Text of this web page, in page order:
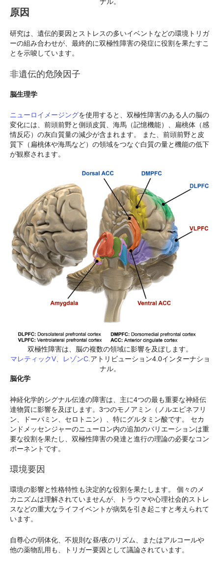
原因
研究は、遺伝的要因とストレスの多いイベントなどの環境トリガ
ーの組み合わせが、最終的に双極性障害の発症に役割を果たすこ
とを示唆しています。
非遺伝的危険因子
脳生理学
ニューロイメージングを使用すると、双極性障害のある人の脳の
変化には、前頭前野と側頭皮質、海馬（記憶機能）、扁桃体（感
情反応）の灰白質量の減少が含まれます。 また、前頭前野と皮
質下（扁桃体や海馬など）の領域をつなぐ白質の量と機能の低下
が観察されます。
双極性障害は、脳の複数の領域に影響を及ぼします。
マレティックV、レゾンC.アトリビューション4.0インターナショ
ナル。
脳化学
神経化学的シグナル伝達の障害は、主に4つの最も重要な神経伝
達物質に影響を及ぼします。3つのモノアミン（ノルエピネフリ
ン、ドーパミン、セロトニン）、特にグルタミン酸です。 セカ
ンドメッセンジャーのニューロン内の追加のバリエーションは重
要な役割を果たし、双極性障害の発達と進行の理論の必要なコン
ポーネントです。
環境要因
環境の影響と性格特性も決定的な役割を果たします。 個々のメ
カニズムは理解されていませんが、トラウマや心理社会的ストレ
スなどの重大なライフイベントが病気を引き起こすと考えられて
います。
自尊心の弱体化、不規則な昼/夜のリズム、またはアルコールや
他の薬物乱用も、トリガー要因として議論されています。